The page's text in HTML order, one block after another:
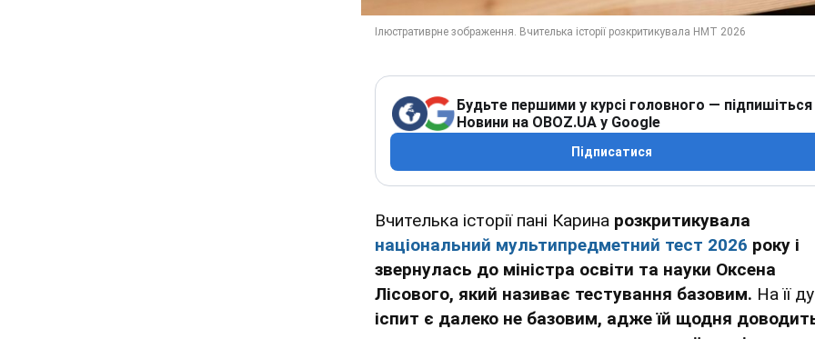
Будьте першими у курсі головного — підпишіться
Новини на OBOZ.UA у Google
Підписатися
Вчителька історії пані Карина розкритикувала
національний мультипредметний тест 2026 року і
звернулась до міністра освіти та науки Оксена
Лісового, який називає тестування базовим. На її
іспит є далеко не базовим, адже їй щодня